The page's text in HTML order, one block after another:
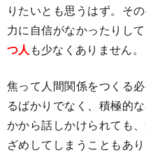
りたいとも思うはず。そ
力に自信がなかったりし
つ人 も少なくありません。
焦って人間関係をつくる
るばかりでなく、積極的
かから話しかけられても
ざめしてしまうこともあ